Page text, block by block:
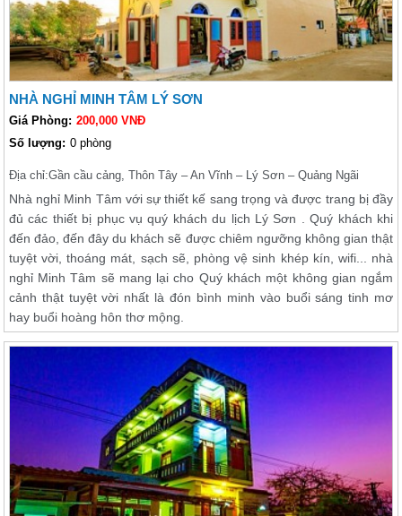
NHÀ NGHỈ MINH TÂM LÝ SƠN
Giá Phòng: 200,000 VNĐ
Số lượng: 0 phòng
Địa chỉ:Gần cầu cảng, Thôn Tây – An Vĩnh – Lý Sơn – Quảng Ngãi
Nhà nghỉ Minh Tâm với sự thiết kế sang trọng và được trang bị đầy
đủ các thiết bị phục vụ quý khách du lịch Lý Sơn . Quý khách khi
đến đảo, đến đây du khách sẽ được chiêm ngưỡng không gian thật
tuyệt vời, thoáng mát, sạch sẽ, phòng vệ sinh khép kín, wifi... nhà
nghỉ Minh Tâm sẽ mang lại cho Quý khách một không gian ngắm
cảnh thật tuyệt vời nhất là đón bình minh vào buổi sáng tinh mơ
hay buổi hoàng hôn thơ mộng.